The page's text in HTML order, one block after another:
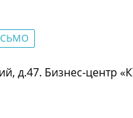
д.47. Бизнес-центр